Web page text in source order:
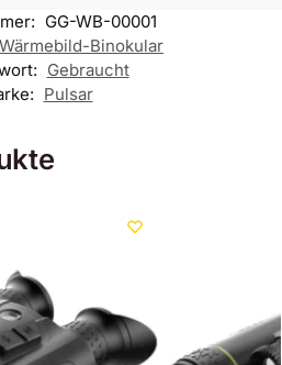
GG-WB-00001
Wärmebild-Binokular
Gebraucht
Pulsar